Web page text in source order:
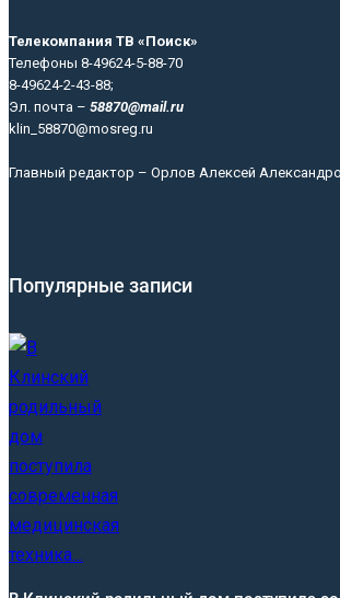
Телекомпания ТВ «Поиск»
Телефоны 8-49624-5-88-70
8-49624-2-43-88;
Эл. почта – 58870@mail.ru
klin_58870@mosreg.ru
Главный редактор – Орлов Алексей
Популярные записи